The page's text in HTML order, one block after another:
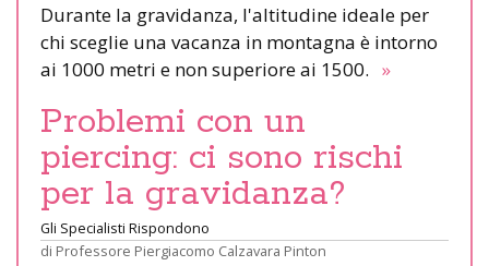
Durante la gravidanza, l'altitudine ideale per
chi sceglie una vacanza in montagna è intorno
ai 1000 metri e non superiore ai 1500. »
Problemi con un
piercing: ci sono rischi
per la gravidanza?
Gli Specialisti Rispondono
di Professore Piergiacomo Calzavara Pinton